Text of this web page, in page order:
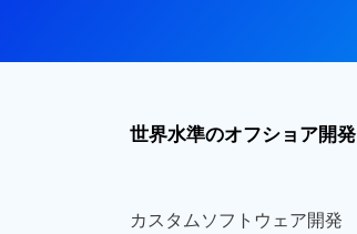
世界水準のオフショア開発
カスタム ソフトウェア開発